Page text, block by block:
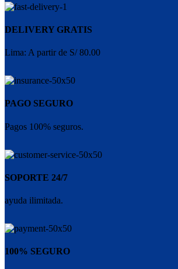
DELIVERY GRATIS
Lima: A partir de S/ 80.00
PAGO SEGURO
Pagos 100% seguros.
SOPORTE 24/7
ayuda ilimitada.
100% SEGURO